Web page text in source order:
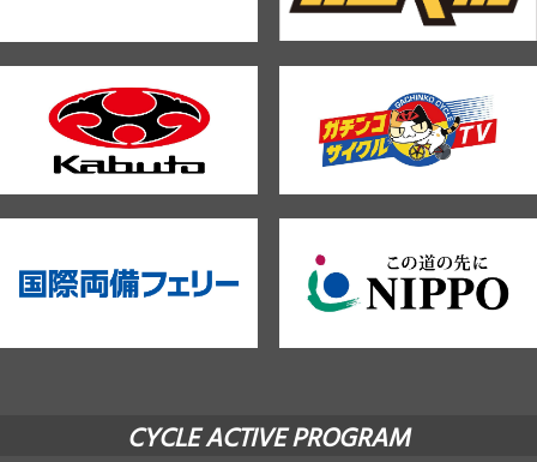
CYCLE ACTIVE PROGRAM